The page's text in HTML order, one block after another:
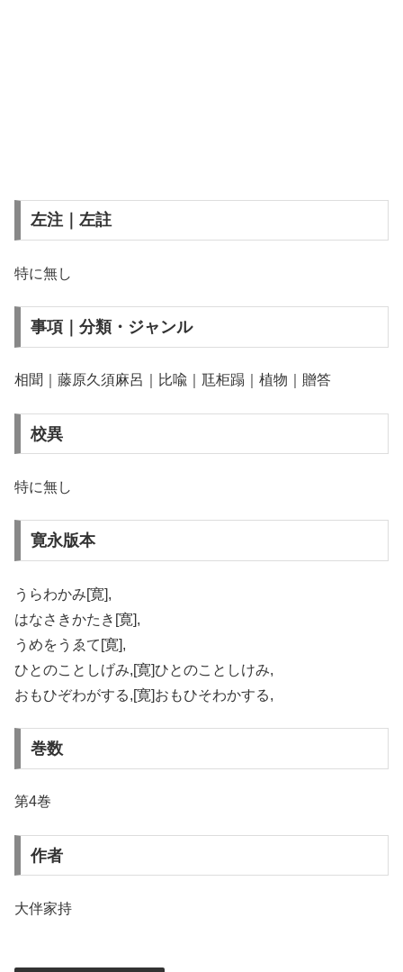
左注｜左註
特に無し
事項｜分類・ジャンル
相聞｜藤原久須麻呂｜比喩｜尫柜蹋｜植物｜贈答
校異
特に無し
寛永版本
うらわかみ[寛],
はなさきかたき[寛],
うめをうゑて[寛],
ひとのことしげみ,[寛]ひとのことしけみ,
おもひぞわがする,[寛]おもひそわかする,
巻数
第4巻
作者
大伴家持